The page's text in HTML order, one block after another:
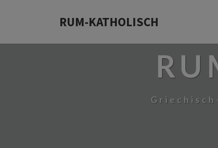
RUM-KATHOLISCH